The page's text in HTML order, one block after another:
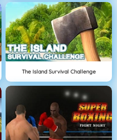
The Island Survival Challenge